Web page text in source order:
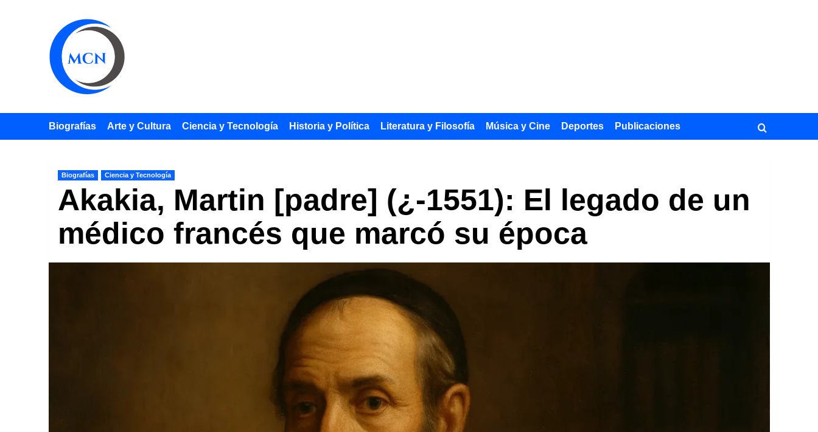
Biografías Arte y Cultura Ciencia y Tecnología Historia y Política Literatura y Filosofía Música y Cine Deportes Publicaciones
Biografías Ciencia y Tecnología
Akakia, Martin [padre] (¿-1551): El legado de un
médico francés que marcó su época